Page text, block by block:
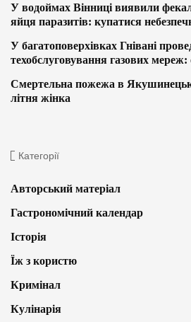
У водоймах Вінниці виявили
яйця паразитів: купатися
У багатоповерхівках Гнівані
техобслуговування газових
Смертельна пожежа в
літня жінка
Категорії
Авторський матеріал
Гастрономічний календар
Історія
Їж з користю
Кримінал
Кулінарія